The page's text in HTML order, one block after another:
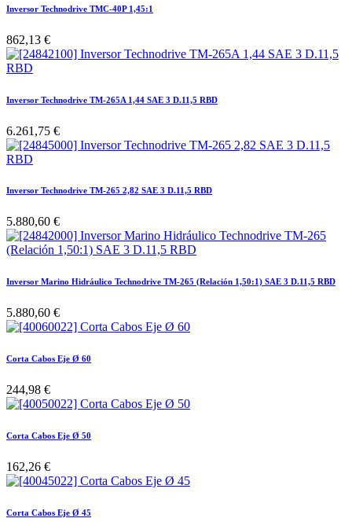
Inversor Technodrive TMC-40P 1,45:1
862,13 €
Inversor Technodrive TM-265A 1,44 SAE 3 D.11,5 RBD
6.261,75 €
Inversor Technodrive TM-265 2,82 SAE 3 D.11,5 RBD
5.880,60 €
Inversor Marino Hidráulico Technodrive TM-265 (Relación 1,50:1) SAE 3 D.11,5 RBD
5.880,60 €
Corta Cabos Eje Ø 60
244,98 €
Corta Cabos Eje Ø 50
162,26 €
Corta Cabos Eje Ø 45